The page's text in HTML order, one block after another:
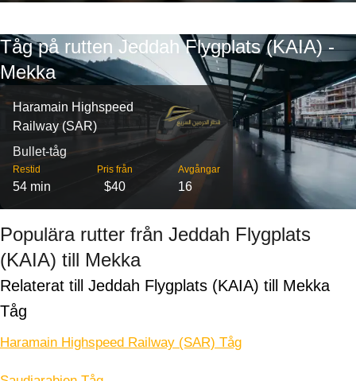
Tåg på rutten Jeddah Flygplats (KAIA) -
Mekka
Haramain Highspeed
Railway (SAR)
Bullet-tåg
Restid
54 min
Pris från
$40
Avgångar
16
Populära rutter från Jeddah Flygplats
(KAIA) till Mekka
Relaterat till Jeddah Flygplats (KAIA) till Mekka
Tåg
Haramain Highspeed Railway (SAR) Tåg